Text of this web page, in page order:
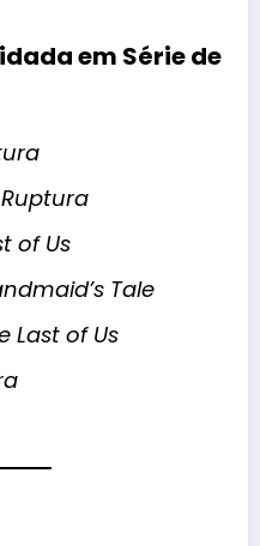
em Série de
Ruptura
of Us
Tale
Last of Us